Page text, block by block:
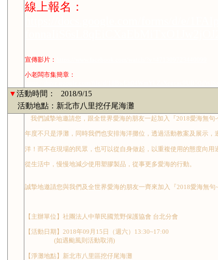
線上報名：
宣傳影片：
小老闆市集簡章：
▼活動時間：
2018/9/15
活動地點：新北市八里挖仔尾海灘
我們誠摯地邀請您，跟全世界愛海的朋友一起加入『2018愛海無句
年度不只是淨灘，同時我們也安排海洋攤位，透過活動教案及展示，
洋！而不在現場的民眾，也可以從自身做起，以重複使用的態度向用
從生活中，慢慢地減少使用塑膠製品，從事更多愛海的行動。
誠摯地邀請您與我們及全世界愛海的朋友一齊來加入『2018愛海無
【主辦單位】社團法人中華民國荒野保護協會 台北分會
【活動日期】2018年09月15日（週六）13:30~17:00
(如遇颱風則活動取消)
【淨灘地點】新北市八里區挖仔尾海灘